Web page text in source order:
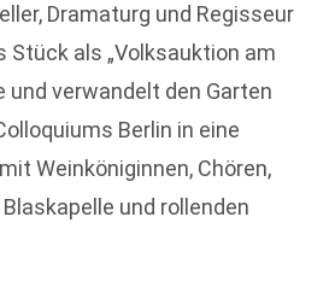
Dramaturg und Regisseur
Stück als „Volksauktion am
und verwandelt den Garten
Berlin in eine
Weinköniginnen, Chören,
und rollenden